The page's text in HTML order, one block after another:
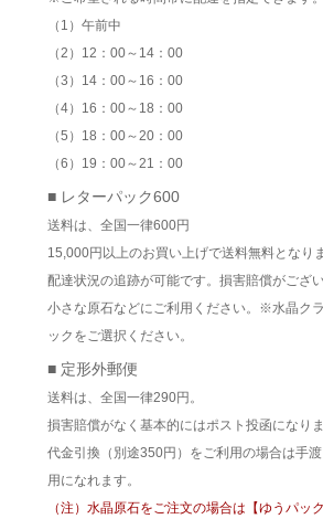
（1）午前中
（2）12：00～14：00
（3）14：00～16：00
（4）16：00～18：00
（5）18：00～20：00
（6）19：00～21：00
■ レターパック600
送料は、全国一律600円
15,000円以上のお買い上げで送料無料となり
配達状況の追跡が可能です。損害賠償がござい
小さな原石などにご利用ください。※水晶ク
ックをご選択ください。
■ 定形外郵便
送料は、全国一律290円。
損害賠償がなく基本的にはポスト投函になりま
代金引換（別途350円）をご利用の場合は手
用になれます。
（注）水晶原石をご注文の場合は【ゆうパッ